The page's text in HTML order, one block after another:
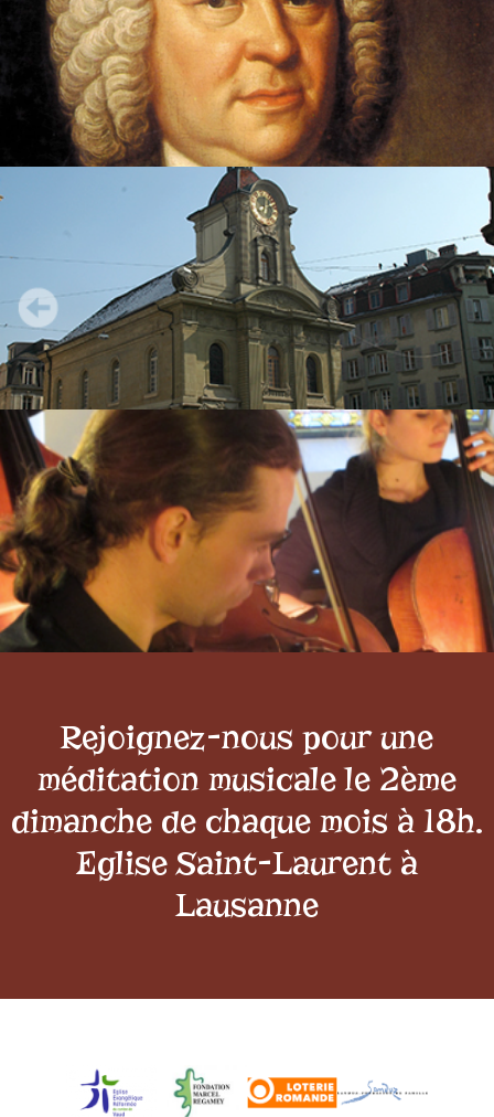
Rejoignez-nous pour une
méditation musicale le 2ème
dimanche de chaque mois à 18h.
Eglise Saint-Laurent à
Lausanne